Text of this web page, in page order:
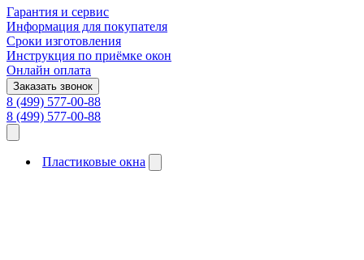
Гарантия и сервис
Информация для покупателя
Сроки изготовления
Инструкция по приёмке окон
Онлайн оплата
Заказать звонок
8 (499) 577-00-88
8 (499) 577-00-88
Пластиковые окна